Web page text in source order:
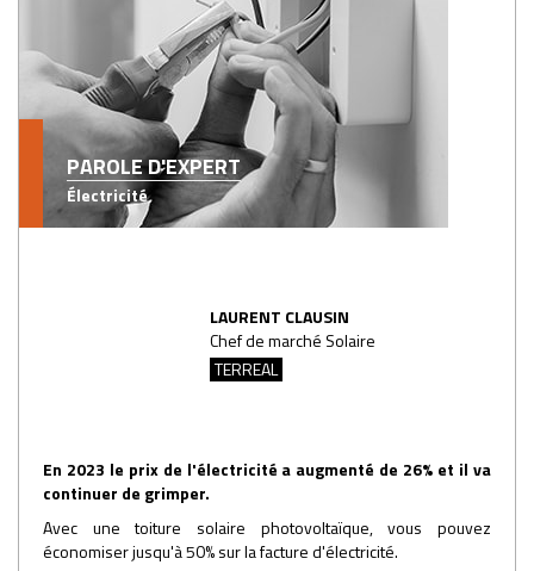
PAROLE D'EXPERT
Électricité
LAURENT CLAUSIN
Chef de marché Solaire
TERREAL
En 2023 le prix de l'électricité a augmenté de 26% et il va
continuer de grimper.
Avec une toiture solaire photovoltaïque, vous pouvez
économiser jusqu'à 50% sur la facture d'électricité.